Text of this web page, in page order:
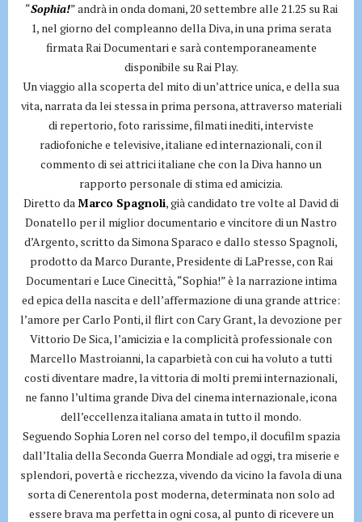
“Sophia!” andrà in onda domani, 20 settembre alle 21.25 su Rai
1, nel giorno del compleanno della Diva, in una prima serata
firmata Rai Documentari e sarà contemporaneamente
disponibile su Rai Play.
Un viaggio alla scoperta del mito di un’attrice unica, e della sua
vita, narrata da lei stessa in prima persona, attraverso materiali
di repertorio, foto rarissime, filmati inediti, interviste
radiofoniche e televisive, italiane ed internazionali, con il
commento di sei attrici italiane che con la Diva hanno un
rapporto personale di stima ed amicizia.
Diretto daMarco Spagnoli, già candidato tre volte al David di
Donatello per il miglior documentario e vincitore di un Nastro
d’Argento, scritto da Simona Sparaco e dallo stesso Spagnoli,
prodotto da Marco Durante, Presidente di LaPresse, con Rai
Documentari e Luce Cinecittà, “Sophia!” è la narrazione intima
ed epica della nascita e dell’affermazione di una grande attrice:
l’amore per Carlo Ponti, il flirt con Cary Grant, la devozione per
Vittorio De Sica, l’amicizia e la complicità professionale con
Marcello Mastroianni, la caparbietà con cui ha voluto a tutti
costi diventare madre, la vittoria di molti premi internazionali,
ne fanno l’ultima grande Diva del cinema internazionale, icona
dell’eccellenza italiana amata in tutto il mondo.
Seguendo Sophia Loren nel corso del tempo, il docufilm spazia
dall’Italia della Seconda Guerra Mondiale ad oggi, tra miserie e
splendori, povertà e ricchezza, vivendo da vicino la favola di una
sorta di Cenerentola post moderna, determinata non solo ad
essere brava ma perfetta in ogni cosa, al punto di ricevere un